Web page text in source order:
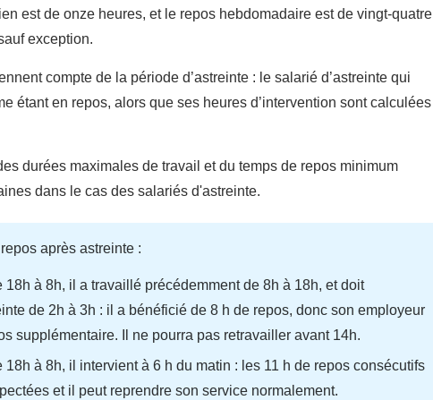
est de onze heures, et le repos hebdomadaire est de vingt-quatre
exception.
compte de la période d’astreinte : le salarié d’astreinte qui
étant en repos, alors que ses heures d’intervention sont calculées
durées maximales de travail et du temps de repos minimum
dans le cas des salariés d'astreinte.
après astreinte :
18h à 8h, il a travaillé précédemment de 8h à 18h, et doit
de 2h à 3h : il a bénéficié de 8 h de repos, donc son employeur
supplémentaire. Il ne pourra pas retravailler avant 14h.
18h à 8h, il intervient à 6 h du matin : les 11 h de repos consécutifs
et il peut reprendre son service normalement.